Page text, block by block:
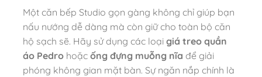
Một căn bếp Studio gọn gàng không chỉ giúp bạn
nấu nướng dễ dàng mà còn giữ cho toàn bộ căn
hộ sạch sẽ. Hãy sử dụng các loại giá treo quần
áo Pedro hoặc ống đựng muỗng nĩa để giải
phóng không gian mặt bàn. Sự ngăn nắp chính là